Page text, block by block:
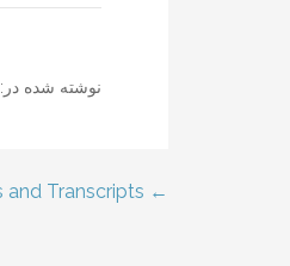
نوشته شده در:
راهبری
← Translation of Degrees and Transcripts